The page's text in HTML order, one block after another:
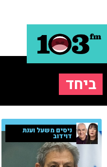
ביחד
ניסים משעל וענת
דוידוב